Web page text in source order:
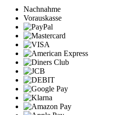
Nachnahme
Vorauskasse